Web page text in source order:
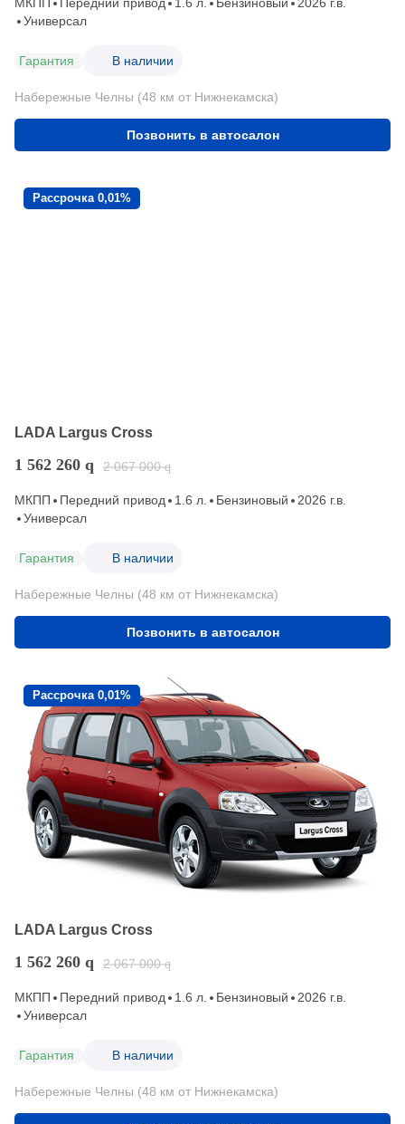
МКПП Передний привод 1.6 л. Бензиновый
2026 г.в.
Универсал
Гарантия В наличии
Набережные Челны (48 км от Нижнекамска)
Позвонить в автосалон
Рассрочка 0,01%
LADA Largus Cross
1 562 260 q 2 067 000 q
МКПП Передний привод 1.6 л. Бензиновый
2026 г.в.
Универсал
Гарантия В наличии
Набережные Челны (48 км от Нижнекамска)
Позвонить в автосалон
Рассрочка 0,01%
LADA Largus Cross
1 562 260 q 2 067 000 q
МКПП Передний привод 1.6 л. Бензиновый
2026 г.в.
Универсал
Гарантия В наличии
Набережные Челны (48 км от Нижнекамска)